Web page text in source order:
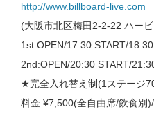
http://www.billboard-live.com
(大阪市北区梅田2-2-22 ハー
1st:OPEN/17:30 START/18:30
2nd:OPEN/20:30 START/
★完全入れ替え制(1ステージ
料金:¥7,500(全自由席/飲食別